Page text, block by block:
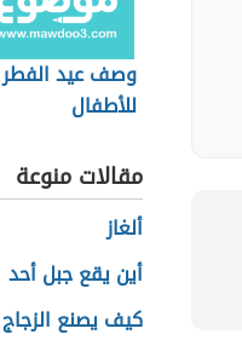
وصف عيد الفطر
للأطفال
مقالات منوعة
ألغاز
أين يقع جبل أحد
كيف يصنع الزجاج